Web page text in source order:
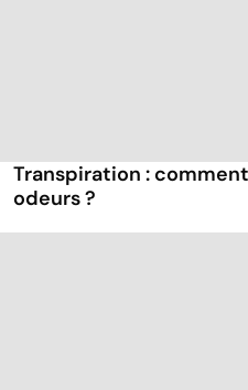
Transpiration :
odeurs ?